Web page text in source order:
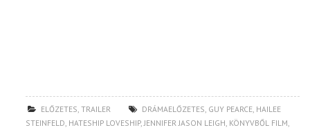
ELŐZETES ,TRAILER DRÁMAELŐZETES GUY PEARCE HAILEE
STEINFELD HATESHIP LOVESHIP, JENNIFER JASON LEIGH KÖNYVBŐL FILM